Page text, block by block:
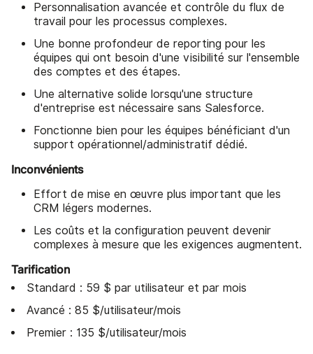
Personnalisation avancée et contrôle du flux de
travail pour les processus complexes.
Une bonne profondeur de reporting pour les
équipes qui ont besoin d'une visibilité sur l'ensemble
des comptes et des étapes.
Une alternative solide lorsqu'une structure
d'entreprise est nécessaire sans Salesforce.
Fonctionne bien pour les équipes bénéficiant d'un
support opérationnel/administratif dédié.
Inconvénients
Effort de mise en œuvre plus important que les
CRM légers modernes.
Les coûts et la configuration peuvent devenir
complexes à mesure que les exigences augmentent.
Tarification
Standard : 59 $ par utilisateur et par mois
Avancé : 85 $/utilisateur/mois
Premier : 135 $/utilisateur/mois